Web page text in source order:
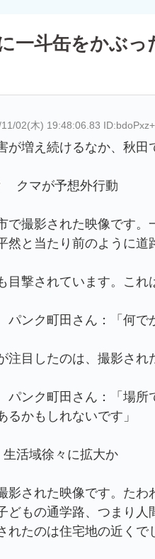
に一斗缶をかぶ
02(木) 19:48:06.83
が増え続けるなか、秋
クマが予想外行動
撮影された映像です。
然と当たり前のように
目撃されています。これ
ンク町田さん：「何で
目したのは、撮影され
ンク町田さん：「場所
るかもしれないです」
活域徐々に拡大か
された映像です。たわ
どもの通学路、つまり
れたのは住宅地の近くで